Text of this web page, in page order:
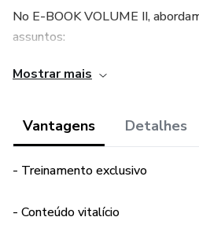
No E-BOOK VOLUME II,
assuntos:
Módulo 3: Principais Produtos
Mostrar mais
Vantagens Detalhes
- Treinamento exclusivo
- Conteúdo vitalício